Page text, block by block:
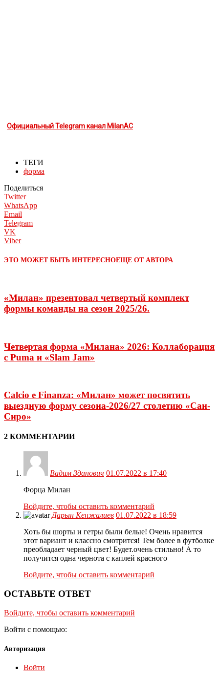
Официальный Telegram канал MilanAC
ТЕГИ
форма
Поделиться
Twitter
WhatsApp
Email
Telegram
VK
Viber
ЭТО МОЖЕТ БЫТЬ ИНТЕРЕСНОЕЩЕ ОТ АВТОРА
«Милан» презентовал четвертый комплект
формы команды на сезон 2025/26.
Четвертая форма «Милана» 2026: Коллаборация
с Puma и «Slam Jam»
Calcio e Finanza: «Милан» может посвятить
выездную форму сезона-2026/27 столетию «Сан-
Сиро»
2 КОММЕНТАРИИ
Вадим Зданович 01.07.2022 в 17:40
Форца Милан
Войдите, чтобы оставить комментарий
Дарын Кенжалиев 01.07.2022 в 18:59
Хоть бы шорты и гетры были белые! Очень нравится
этот вариант и классно смотрится! Тем более в футболке
преобладает черный цвет! Будет.очень стильно! А то
получится одна чернота с каплей красного
Войдите, чтобы оставить комментарий
ОСТАВЬТЕ ОТВЕТ
Войдите, чтобы оставить комментарий
Войти с помощью:
Авторизация
Войти